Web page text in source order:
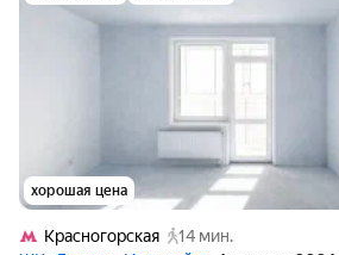
хорошая цена
Красногорская
14 мин.